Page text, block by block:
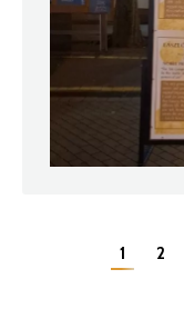
1 2